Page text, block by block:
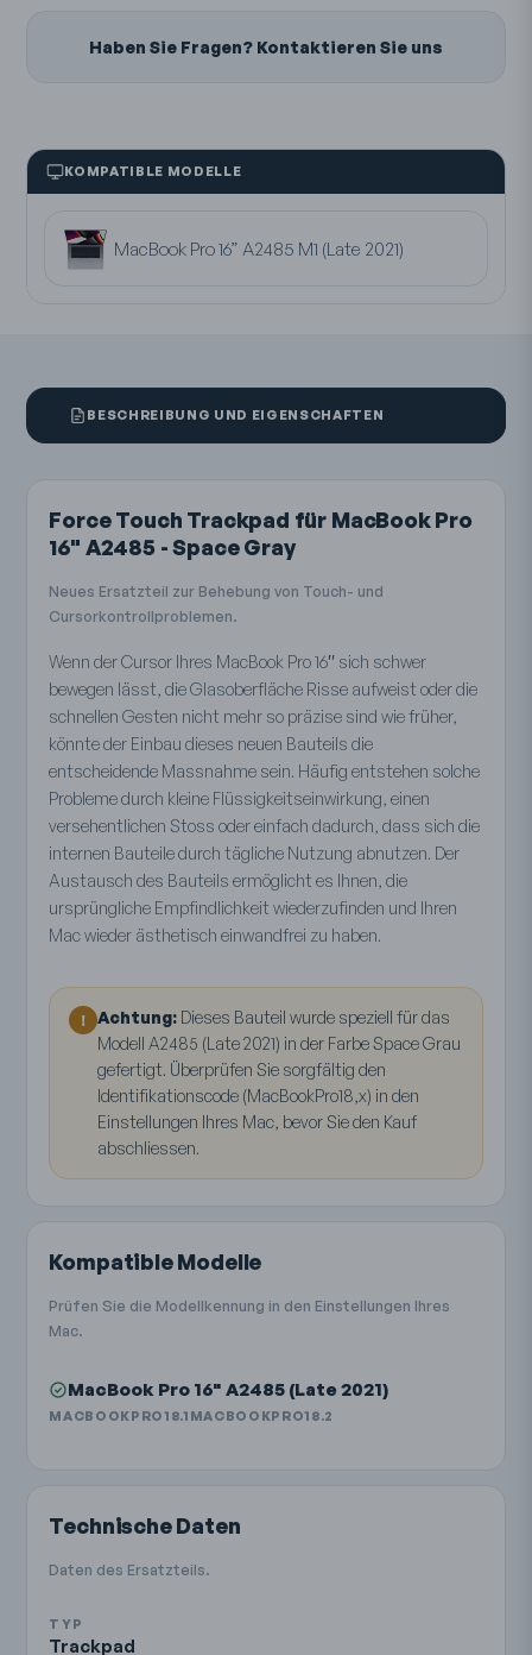
Haben Sie Fragen? Kontaktieren Sie uns
KOMPATIBLE MODELLE
MacBook Pro 16” A2485 M1 (Late 2021)
BESCHREIBUNG UND EIGENSCHAFTEN
Force Touch Trackpad für MacBook Pro
16" A2485 - Space Gray
Neues Ersatzteil zur Behebung von Touch- und
Cursorkontrollproblemen.
Wenn der Cursor Ihres MacBook Pro 16″ sich schwer
bewegen lässt, die Glasoberfläche Risse aufweist oder die
schnellen Gesten nicht mehr so präzise sind wie früher,
könnte der Einbau dieses neuen Bauteils die
entscheidende Massnahme sein. Häufig entstehen solche
Probleme durch kleine Flüssigkeitseinwirkung, einen
versehentlichen Stoss oder einfach dadurch, dass sich die
internen Bauteile durch tägliche Nutzung abnutzen. Der
Austausch des Bauteils ermöglicht es Ihnen, die
ursprüngliche Empfindlichkeit wiederzufinden und Ihren
Mac wieder ästhetisch einwandfrei zu haben.
! Achtung: Dieses Bauteil wurde speziell für das
Modell A2485 (Late 2021) in der Farbe Space Grau
gefertigt. Überprüfen Sie sorgfältig den
Identifikationscode (MacBookPro18,x) in den
Einstellungen Ihres Mac, bevor Sie den Kauf
abschliessen.
Kompatible Modelle
Prüfen Sie die Modellkennung in den Einstellungen Ihres
Mac.
MacBook Pro 16" A2485 (Late 2021)
MACBOOKPRO18.1 MACBOOKPRO18.2
Technische Daten
Daten des Ersatzteils.
TYP
Trackpad